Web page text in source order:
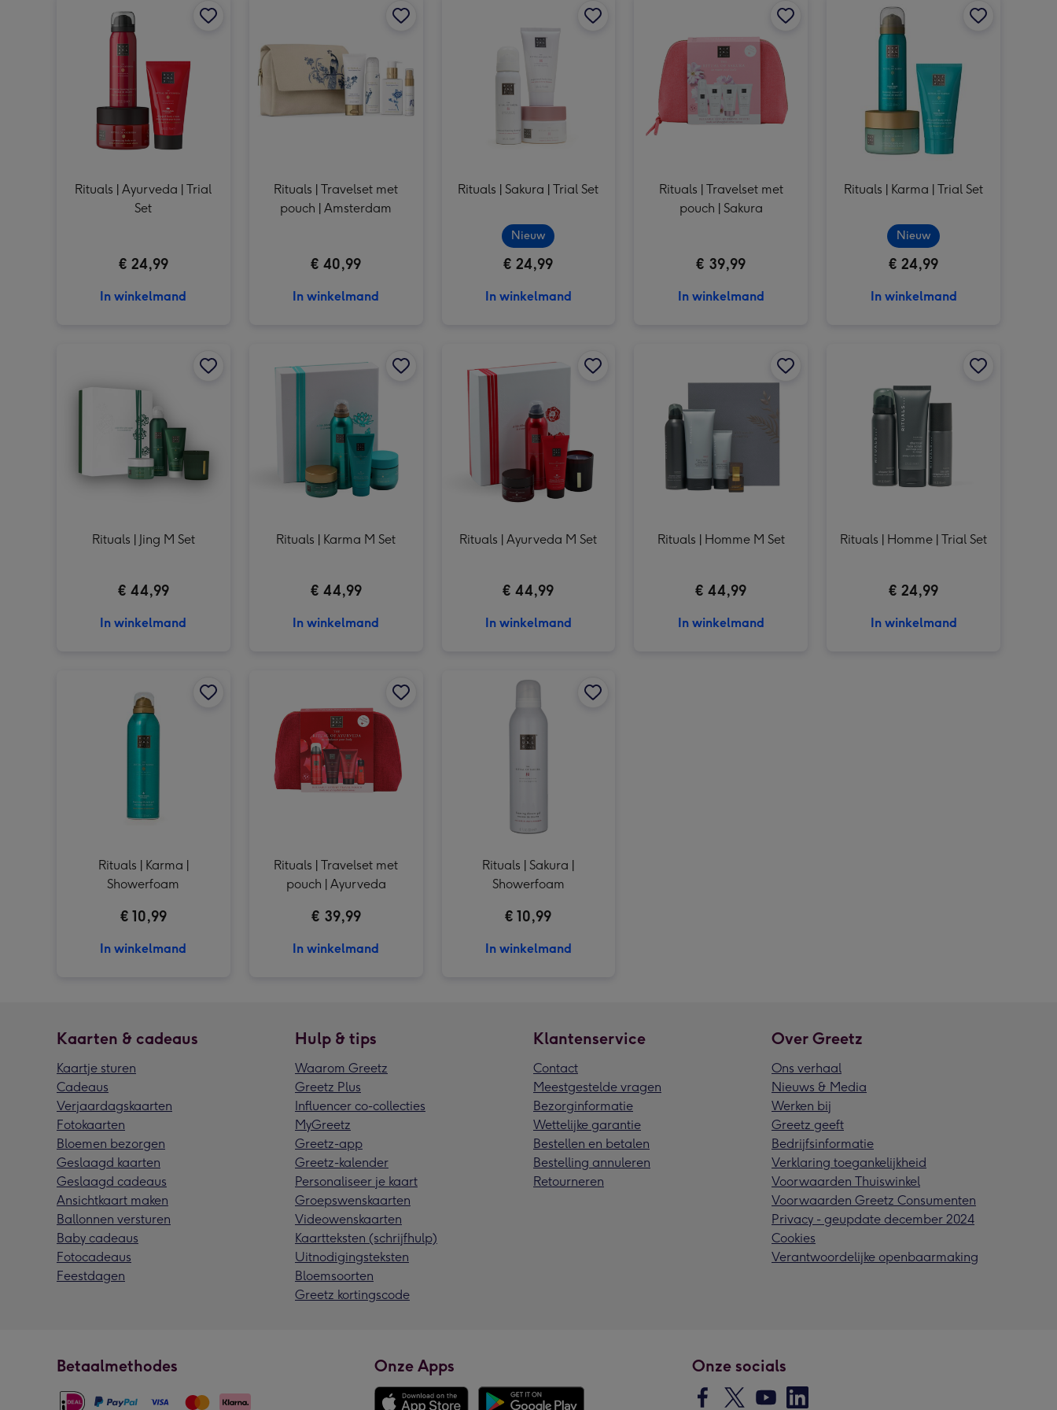
Rituals | Ayurveda | Trial
Set
€ 24,99
In winkelmand
Rituals | Travelset met pouch | Amsterdam afbeelding 4
Rituals | Travelset met
pouch | Amsterdam
€ 40,99
In winkelmand
Rituals | Sakura | Trial Set afbeelding 3
Rituals | Sakura | Trial Set
Nieuw
€ 24,99
In winkelmand
Rituals | Travelset met
pouch | Sakura
€ 39,99
In winkelmand
Rituals | Karma | Trial Set
Nieuw
€ 24,99
In winkelmand
Rituals | Jing M Set
€ 44,99
In winkelmand
Rituals | Karma M Set
€ 44,99
In winkelmand
Rituals | Ayurveda M Set
€ 44,99
In winkelmand
Rituals | Homme M Set
€ 44,99
In winkelmand
Rituals | Homme | Trial Set
€ 24,99
In winkelmand
Rituals | Karma |
Showerfoam
€ 10,99
In winkelmand
Rituals | Travelset met
pouch | Ayurveda
€ 39,99
In winkelmand
Rituals | Sakura |
Showerfoam
€ 10,99
In winkelmand
Kaarten & cadeaus
Kaartje sturen
Cadeaus
Verjaardagskaarten
Fotokaarten
Bloemen bezorgen
Geslaagd kaarten
Geslaagd cadeaus
Ansichtkaart maken
Ballonnen versturen
Baby cadeaus
Fotocadeaus
Feestdagen
Hulp & tips
Waarom Greetz
Greetz Plus
Influencer co-collecties
MyGreetz
Greetz-app
Greetz-kalender
Personaliseer je kaart
Groepswenskaarten
Videowenskaarten
Kaartteksten (schrijfhulp)
Uitnodigingsteksten
Bloemsoorten
Greetz kortingscode
Klantenservice
Contact
Meestgestelde vragen
Bezorginformatie
Wettelijke garantie
Bestellen en betalen
Bestelling annuleren
Retourneren
Over Greetz
Ons verhaal
Nieuws & Media
Werken bij
Greetz geeft
Bedrijfsinformatie
Verklaring toegankelijkheid
Voorwaarden Thuiswinkel
Voorwaarden Greetz Consumenten
Privacy - geupdate december 2024
Cookies
Verantwoordelijke openbaarmaking
Betaalmethodes Onze Apps Onze socials